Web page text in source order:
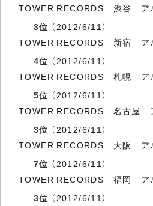
TOWER RECORDS 渋谷 ア
3位 （2012/6/11）
TOWER RECORDS 新宿 ア
4位 （2012/6/11）
TOWER RECORDS 札幌 ア
5位 （2012/6/11）
TOWER RECORDS 名古屋
3位 （2012/6/11）
TOWER RECORDS 大阪 ア
7位 （2012/6/11）
TOWER RECORDS 福岡 ア
3位 （2012/6/11）